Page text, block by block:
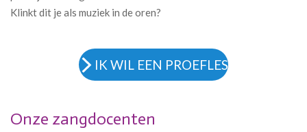
Klinkt dit je als muziek in de oren?
IK WIL EEN PROEFLES
Onze zangdocenten